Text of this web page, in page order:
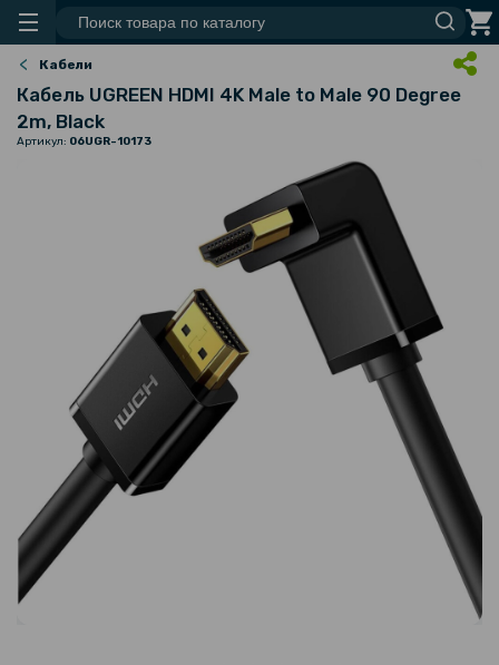
Кабели
Кабель UGREEN HDMI 4K Male to Male 90 Degree
2m, Black
Артикул: 06UGR-10173